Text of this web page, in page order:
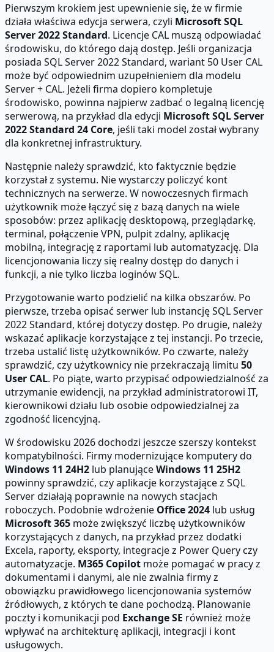
Pierwszym krokiem jest upewnienie się, że w firmie
działa właściwa edycja serwera, czyli Microsoft SQL
Server 2022 Standard. Licencje CAL muszą odpowiadać
środowisku, do którego dają dostęp. Jeśli organizacja
posiada SQL Server 2022 Standard, wariant 50 User CAL
może być odpowiednim uzupełnieniem dla modelu
Server + CAL. Jeżeli firma dopiero kompletuje
środowisko, powinna najpierw zadbać o legalną licencję
serwerową, na przykład dla edycji Microsoft SQL Server
2022 Standard 24 Core, jeśli taki model został wybrany
dla konkretnej infrastruktury.
Następnie należy sprawdzić, kto faktycznie będzie
korzystał z systemu. Nie wystarczy policzyć kont
technicznych na serwerze. W nowoczesnych firmach
użytkownik może łączyć się z bazą danych na wiele
sposobów: przez aplikację desktopową, przeglądarkę,
terminal, połączenie VPN, pulpit zdalny, aplikację
mobilną, integrację z raportami lub automatyzację. Dla
licencjonowania liczy się realny dostęp do danych i
funkcji, a nie tylko liczba loginów SQL.
Przygotowanie warto podzielić na kilka obszarów. Po
pierwsze, trzeba opisać serwer lub instancję SQL Server
2022 Standard, której dotyczy dostęp. Po drugie, należy
wskazać aplikacje korzystające z tej instancji. Po trzecie,
trzeba ustalić listę użytkowników. Po czwarte, należy
sprawdzić, czy użytkownicy nie przekraczają limitu 50
User CAL. Po piąte, warto przypisać odpowiedzialność za
utrzymanie ewidencji, na przykład administratorowi IT,
kierownikowi działu lub osobie odpowiedzialnej za
zgodność licencyjną.
W środowisku 2026 dochodzi jeszcze szerszy kontekst
kompatybilności. Firmy modernizujące komputery do
Windows 11 24H2 lub planująceWindows 11 25H2
powinny sprawdzić, czy aplikacje korzystające z SQL
Server działają poprawnie na nowych stacjach
roboczych. Podobnie wdrożenie Office 2024 lub usług
Microsoft 365 może zwiększyć liczbę użytkowników
korzystających z danych, na przykład przez dodatki
Excela, raporty, eksporty, integracje z Power Query czy
automatyzacje. M365 Copilot może pomagać w pracy z
dokumentami i danymi, ale nie zwalnia firmy z
obowiązku prawidłowego licencjonowania systemów
źródłowych, z których te dane pochodzą. Planowanie
poczty i komunikacji pod Exchange SE również może
wpływać na architekturę aplikacji, integracji i kont
usługowych.